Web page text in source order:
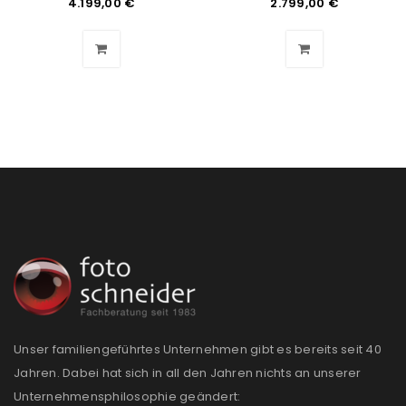
PASSWORT VERGESSEN?
REGISTRIEREN
E-Mail-Adresse*
Unser familiengeführtes Unternehmen gibt es bereits seit 40
Jahren. Dabei hat sich in all den Jahren nichts an unserer
Unternehmensphilosophie geändert: